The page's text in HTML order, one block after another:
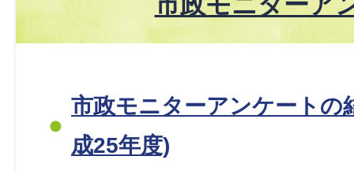
市政モニターアンケートの
成25年度)